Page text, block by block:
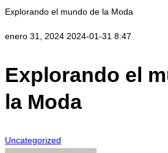
Explorando el mundo de la Moda
enero 31, 2024 2024-01-31 8:47
Explorando el
la Moda
Uncategorized